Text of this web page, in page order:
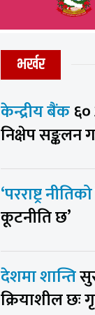
भर्खर
केन्द्रीय बैंक
निक्षेप सङ्कलन
‘परराष्ट्र
कूटनीति छ’
देशमा शान्ति
क्रियाशील छः